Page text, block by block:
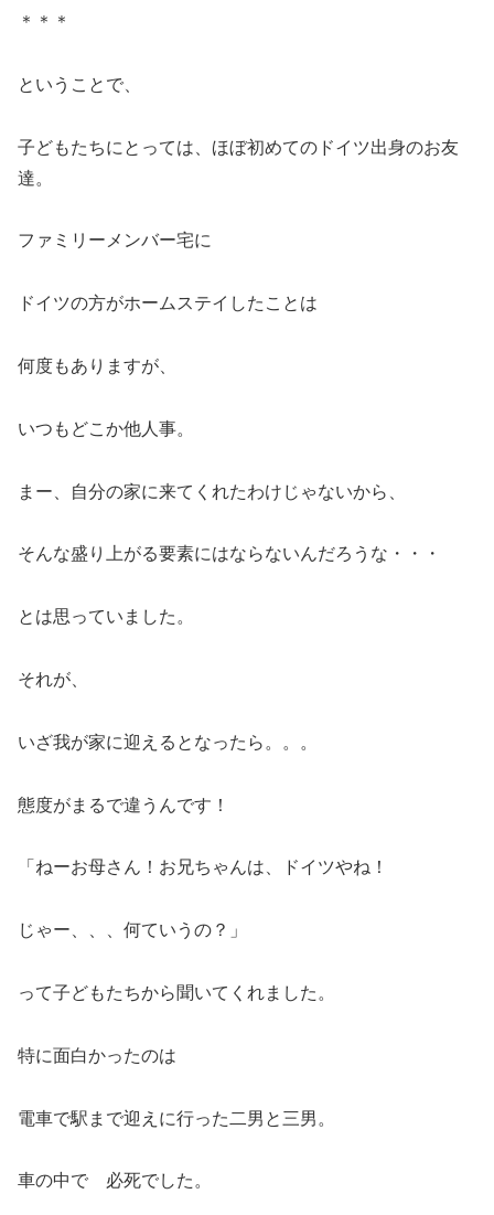
＊＊＊
ということで、
子どもたちにとっては、ほぼ初めてのドイツ出身のお友
達。
ファミリーメンバー宅に
ドイツの方がホームステイしたことは
何度もありますが、
いつもどこか他人事。
まー、自分の家に来てくれたわけじゃないから、
そんな盛り上がる要素にはならないんだろうな・・・
とは思っていました。
それが、
いざ我が家に迎えるとなったら。。。
態度がまるで違うんです！
「ねーお母さん！お兄ちゃんは、ドイツやね！
じゃー、、、何ていうの？」
って子どもたちから聞いてくれました。
特に面白かったのは
電車で駅まで迎えに行った二男と三男。
車の中で 必死でした。